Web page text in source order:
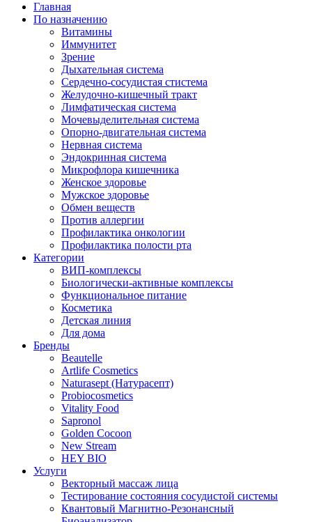
Главная
По назначению
Витамины
Иммунитет
Зрение
Дыхательная система
Сердечно-сосудистая стистема
Желудочно-кишечный тракт
Лимфатическая система
Мочевыделительная система
Опорно-двигательная система
Нервная система
Эндокринная система
Микрофлора кишечника
Женское здоровье
Мужское здоровье
Обмен веществ
Против аллергии
Профилактика онкологии
Профилактика полости рта
Категории
ВИП-комплексы
Биологически-активные комплексы
Функциональное питание
Косметика
Детская линия
Для дома
Бренды
Beautelle
Artlife Cosmetics
Naturasept (Натурасепт)
Probiocosmetics
Vitality Food
Sapronol
Golden Cocoon
New Stream
HEY BIO
Услуги
Векторный массаж лица
Тестирование состояния сосудистой системы
Квантовый Магнитно-Резонансный